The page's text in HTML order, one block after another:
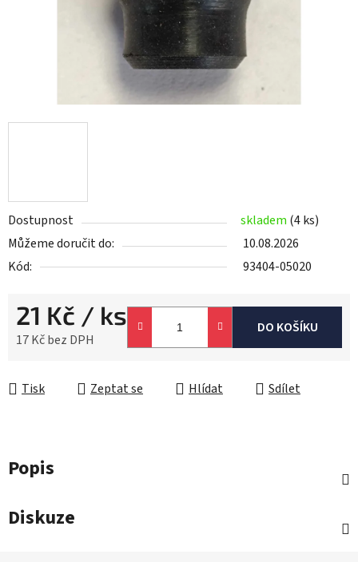
Dostupnost skladem (4 ks)
Můžeme doručit do:
10.08.2026
Kód:
93404-05020
21 Kč / ks
17 Kč bez DPH
DO KOŠÍKU
Tisk Zeptat se Hlídat Sdílet
Popis
Diskuze